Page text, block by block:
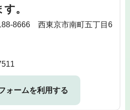
。
8666 西東京市南町五丁目6
ォームを利用する